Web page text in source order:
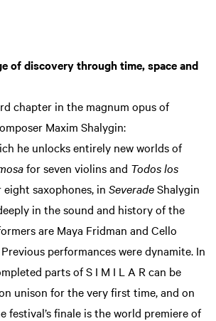
of discovery through time, space and
chapter in the magnum opus of
Maxim Shalygin:
he unlocks entirely new worlds of
for seven violins and Todos los
eight saxophones, in SeveradeShalygin
in the sound and history of the
are Maya Fridman and Cello
performances were dynamite. In
parts of S I M I L A R can be
unison for the very first time, and on
festival’s finale is the world premiere of